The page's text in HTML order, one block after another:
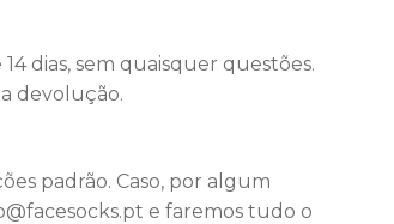
dias, sem quaisquer questões.
devolução.
padrão. Caso, por algum
e faremos tudo o